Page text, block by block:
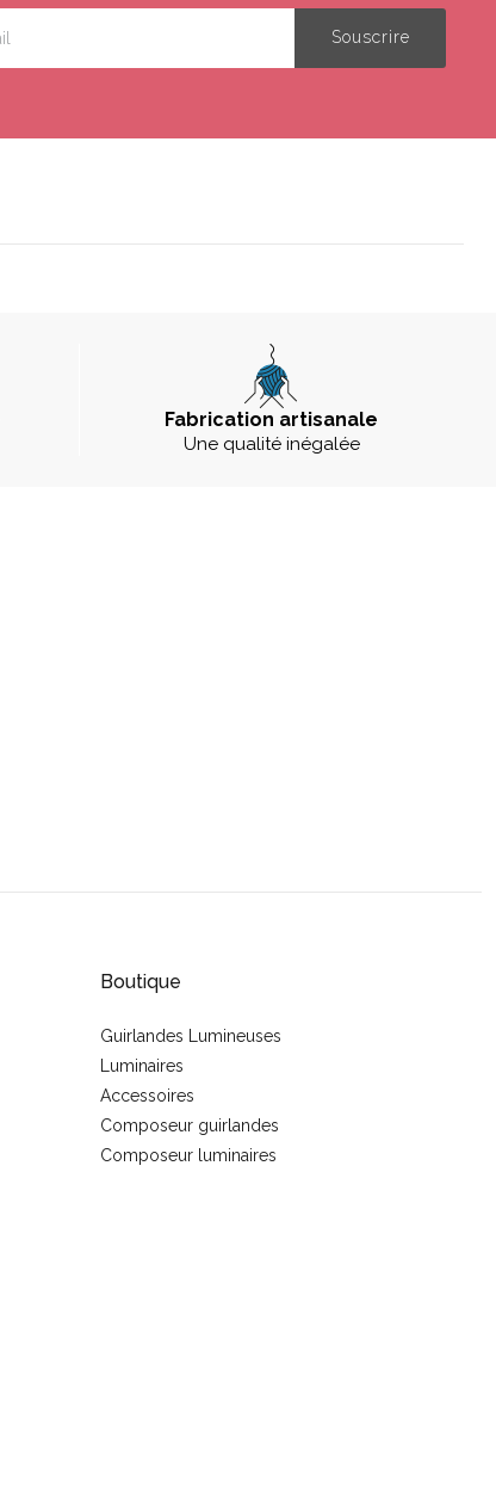
Fabrication artisanale
Une qualité inégalée
Boutique
Guirlandes Lumineuses
Luminaires
Accessoires
Composeur guirlandes
Composeur luminaires